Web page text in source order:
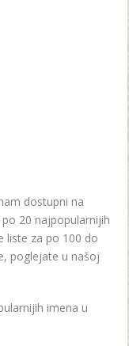
dostupni na
20 najpopularnijih
liste za po 100 do
poglejate u našoj
imena u